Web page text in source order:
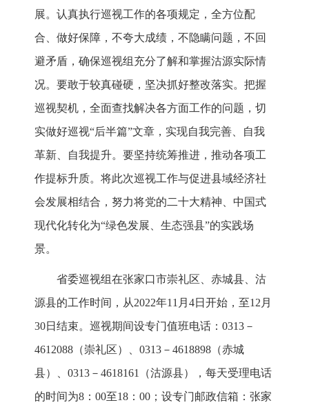
展。认真执行巡视工作的各项规定，全方位配
合、做好保障，不夸大成绩，不隐瞒问题，不回
避矛盾，确保巡视组充分了解和掌握沽源实际情
况。要敢于较真碰硬，坚决抓好整改落实。把握
巡视契机，全面查找解决各方面工作的问题，切
实做好巡视“后半篇”文章，实现自我完善、自我
革新、自我提升。要坚持统筹推进，推动各项工
作提标升质。将此次巡视工作与促进县域经济社
会发展相结合，努力将党的二十大精神、中国式
现代化转化为“绿色发展、生态强县”的实践场
景。
省委巡视组在张家口市崇礼区、赤城县、沽
源县的工作时间，从2022年11月4日开始，至12月
30日结束。巡视期间设专门值班电话：0313－
4612088（崇礼区）、0313－4618898（赤城
县）、0313－4618161（沽源县），每天受理电话
的时间为8：00至18：00；设专门邮政信箱：张家